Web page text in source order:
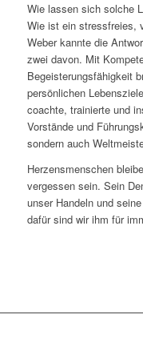
Wie lassen sich solche
Wie ist ein stressfreies,
Weber kannte die
zwei davon. Mit
Begeisterungsfähigkeit
persönlichen
coachte, trainierte und
Vorstände und
sondern auch
Herzensmenschen
vergessen sein. Sein
unser Handeln und
dafür sind wir ihm für